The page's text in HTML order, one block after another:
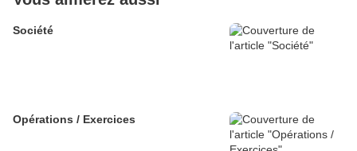
Société
Opérations / Exercices